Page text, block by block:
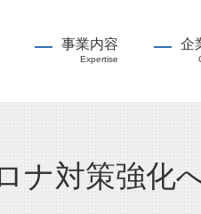
事業内容
Expertise
企
ナ対策強化